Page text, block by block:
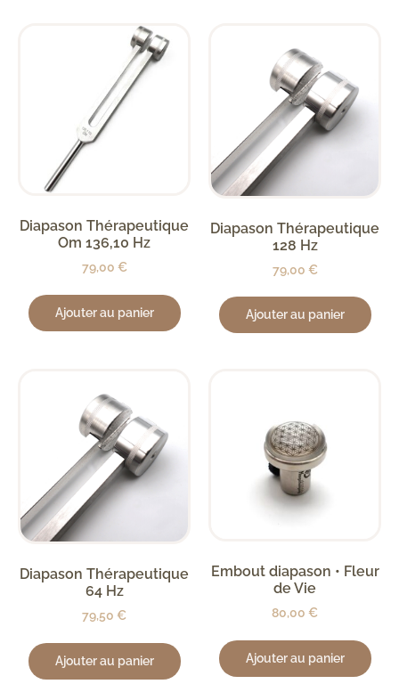
Diapason Thérapeutique
Om 136,10 Hz
79,00 €
Ajouter au panier
Diapason Thérapeutique
128 Hz
79,00 €
Ajouter au panier
Diapason Thérapeutique
64 Hz
79,50 €
Ajouter au panier
Embout diapason • Fleur
de Vie
80,00 €
Ajouter au panier